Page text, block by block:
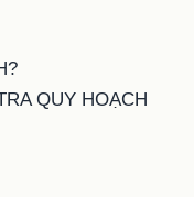
QUY HOẠCH